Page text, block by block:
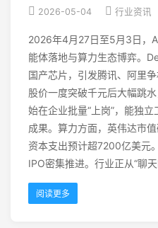
2026-05-04 行业资讯
2026年4月27日至5月3日，
能体落地与算力生态博弈。
国产芯片，引发腾讯、阿里
股价一度突破千元后大幅跳
始在企业批量“上岗”，能独
成果。算力方面，英伟达市
资本支出预计超7200亿美元
IPO密集推进。行业正从“聊天
阅读更多